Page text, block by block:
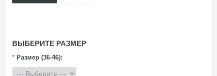
ВЫБЕРИТЕ РАЗМЕР
* Размер (36-46):